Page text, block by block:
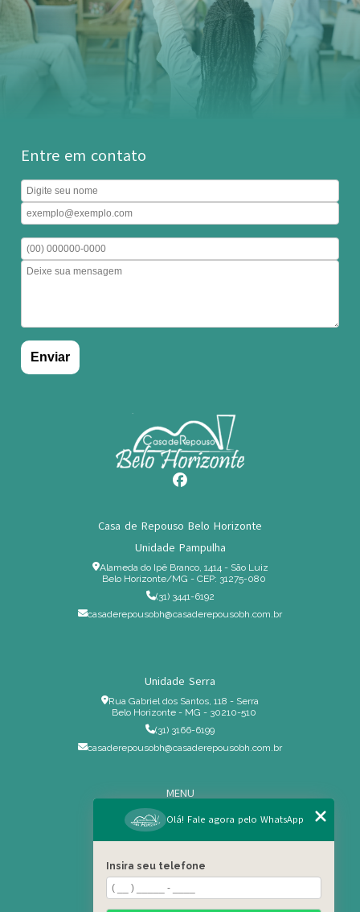
Entre em contato
Casa de Repouso Belo Horizonte
Unidade Pampulha
Alameda do Ipê Branco, 1414 - São Luiz
Belo Horizonte/MG - CEP: 31275-080
(31) 3441-6192
casaderepousobh@casaderepousobh.com.br
Unidade Serra
Rua Gabriel dos Santos, 118 - Serra
Belo Horizonte - MG - 30210-510
(31) 3166-6199
casaderepousobh@casaderepousobh.com.br
MENU
Home
Institucional
Serviços Especiais
Blog
Olá! Fale agora pelo WhatsApp
Insira seu telefone